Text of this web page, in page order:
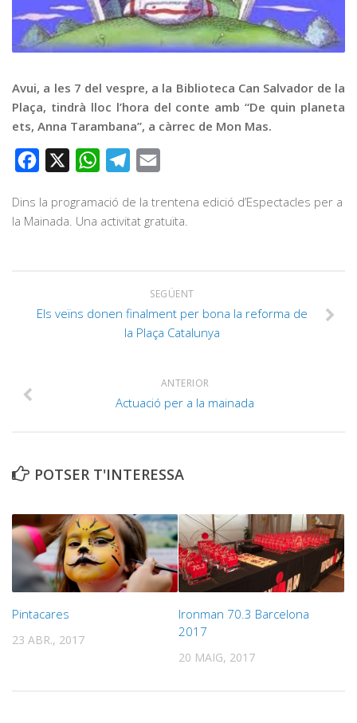
Publicitat
Avui, a les 7 del vespre, a la Biblioteca Can Salvador de la
Plaça, tindrà lloc l’hora del conte amb “De quin planeta
ets, Anna Tarambana”, a càrrec de Mon Mas.
Facebook WhatsAppTelegram
Dins la programació de la trentena edició d’Espectacles per a
la Mainada. Una activitat gratuïta.
SEGÜENT
Els veïns donen finalment per bona la reforma de
la Plaça Catalunya
ANTERIOR
Actuació per a la mainada
POTSER T'INTERESSA
Pintacares
23 ABR., 2017
Ironman 70.3 Barcelona
2017
20 MAIG, 2017